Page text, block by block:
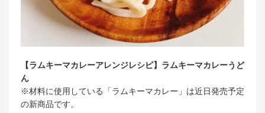
【ラムキーマカレーアレンジレシピ】ラムキーマカレーうど
ん
※材料に使用している「ラムキーマカレー」は近日発売予定
の新商品です。